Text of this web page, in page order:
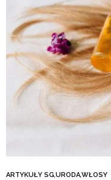
ARTYKUŁY SG,URODA,WŁOSY